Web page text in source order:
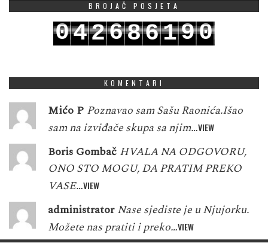
BROJAČ POSJETA
042686190
KOMENTARI
Mićo P Poznavao sam Sašu Raonića.Išao
sam na izviđače skupa sa njim…VIEW
Boris Gombač HVALA NA ODGOVORU,
ONO STO MOGU, DA PRATIM PREKO
VASE…VIEW
administrator Nase sjediste je u Njujorku.
Možete nas pratiti i preko…VIEW